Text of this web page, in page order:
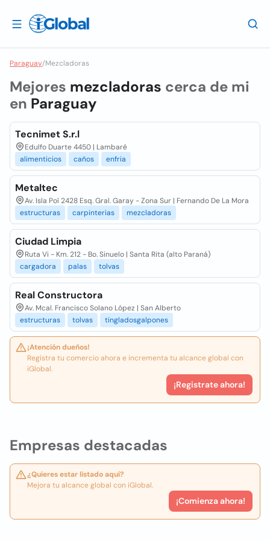
Paraguay/Mezcladoras
Empresas destacadas
¿Quieres estar listado aquí?
Mejora tu alcance global con iGlobal.
¡Comienza ahora!
Mejores mezcladoras cerca de mi
en Paraguay
Tecnimet S.r.l
Edulfo Duarte 4450 | Lambaré
alimenticios
caños enfria
Metaltec
Av. Isla Poí 2428 Esq. Gral. Garay - Zona Sur | Fernando De La Mora
estructuras
carpinterias mezcladoras
Ciudad Limpia
Ruta Vi - Km. 212 - Bo. Sinuelo | Santa Rita (alto Paraná)
cargadora
palas tolvas
Real Constructora
Av. Mcal. Francisco Solano López | San Alberto
estructuras
tolvas tingladosgalpones
¡Atención dueños!
Registra tu comercio ahora e incrementa tu alcance global con
iGlobal.
¡Registrate ahora!